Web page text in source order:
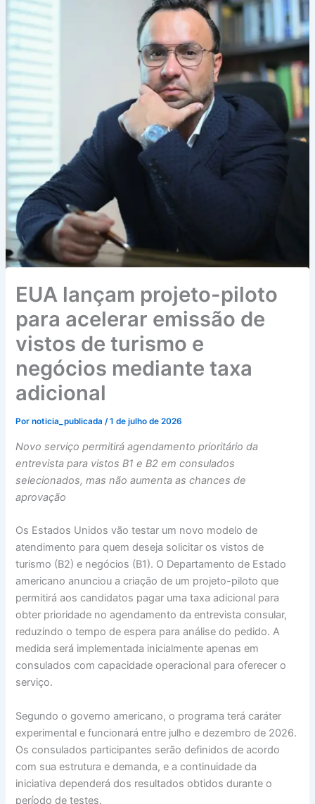
EUA lançam projeto-piloto
para acelerar emissão de
vistos de turismo e
negócios mediante taxa
adicional
Pornoticia_publicada/1 de julho de 2026
Novo serviço permitirá agendamento prioritário da
entrevista para vistos B1 e B2 em consulados
selecionados, mas não aumenta as chances de
aprovação
Os Estados Unidos vão testar um novo modelo de
atendimento para quem deseja solicitar os vistos de
turismo (B2) e negócios (B1). O Departamento de Estado
americano anunciou a criação de um projeto-piloto que
permitirá aos candidatos pagar uma taxa adicional para
obter prioridade no agendamento da entrevista consular,
reduzindo o tempo de espera para análise do pedido. A
medida será implementada inicialmente apenas em
consulados com capacidade operacional para oferecer o
serviço.
Segundo o governo americano, o programa terá caráter
experimental e funcionará entre julho e dezembro de 2026.
Os consulados participantes serão definidos de acordo
com sua estrutura e demanda, e a continuidade da
iniciativa dependerá dos resultados obtidos durante o
período de testes.